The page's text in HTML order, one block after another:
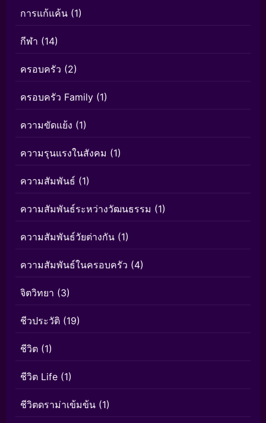
การแก้แค้น (1)
กีฬา (14)
ครอบครัว (2)
ครอบครัว Family (1)
ความขัดแย้ง (1)
ความรุนแรงในสังคม (1)
ความสัมพันธ์ (1)
ความสัมพันธ์ระหว่างวัฒนธรรม (1)
ความสัมพันธ์วัยต่างกัน (1)
ความสัมพันธ์ในครอบครัว (4)
จิตวิทยา (3)
ชีวประวัติ (19)
ชีวิต (1)
ชีวิต Life (1)
ชีวิตดราม่าเข้มข้น (1)